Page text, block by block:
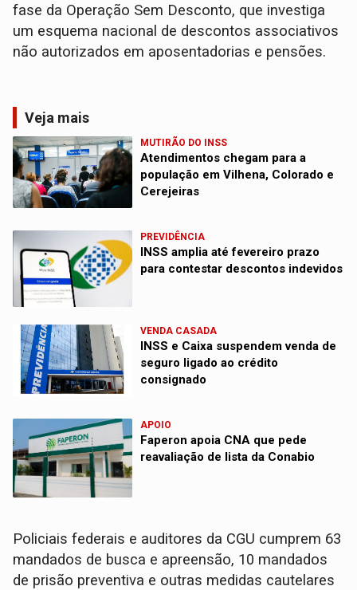
fase da Operação Sem Desconto, que investiga
um esquema nacional de descontos associativos
não autorizados em aposentadorias e pensões.
Veja mais
MUTIRÃO DO INSS
Atendimentos chegam para a
população em Vilhena, Colorado e
Cerejeiras
PREVIDÊNCIA
INSS amplia até fevereiro prazo
para contestar descontos indevidos
VENDA CASADA
INSS e Caixa suspendem venda de
seguro ligado ao crédito
consignado
APOIO
Faperon apoia CNA que pede
reavaliação de lista da Conabio
Policiais federais e auditores da CGU cumprem 63
mandados de busca e apreensão, 10 mandados
de prisão preventiva e outras medidas cautelares